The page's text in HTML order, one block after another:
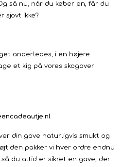
så nu, når du køber en, får du
sjovt ikke?
anderledes, i en højere
et kig på vores skogaver
din gave naturligvis smukt og
pakker vi hver ordre endnu
du altid er sikret en gave, der